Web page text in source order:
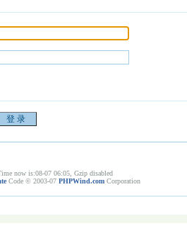
now is:08-07 06:05, Gzip disabled
Code © 2003-07 PHPWind.com Corporation